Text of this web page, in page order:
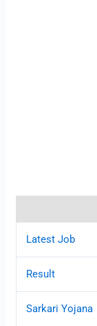
Latest Job
Result
Sarkari Yojana